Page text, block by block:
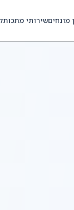
מונחיםשירותי מתכות